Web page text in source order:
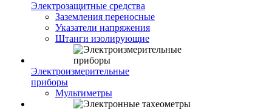
Электрозащитные средства
Заземления переносные
Указатели напряжения
Штанги изолирующие
Электроизмерительные
приборы
Мультиметры